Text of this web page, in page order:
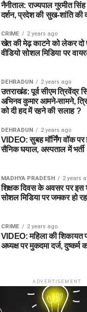
नैनीताल: राज्यपाल गुरमीत
दर्शन, प्रदेश की सुख-शांति की
CRIME 2 years ago
खेत की मेढ़ काटने को लेकर दो
वीडियो सोशल मिडिया पर
DEHRADUN 2 years ago
उत्तराखंड: पूर्व सीएम त्रिवेंद्र
अभिनव कुमार आमने-सामने,
को दी हद में रहने की सलाह ?
DEHRADUN 2 years ago
VIDEO: सुबह मॉर्निंग वॉक पर
सैनिक घयाल, अस्पताल में भर्ती
MADHYA PRADESH 2 years
शिक्षक दिवस के अवसर पर इस
सोशल मिडिया पर जमकर हो
CRIME 2 years ago
VIDEO: महिला की
अध्यक्ष पर मुकदमा दर्ज, दुष्कर्म
ADVERTISEMENT